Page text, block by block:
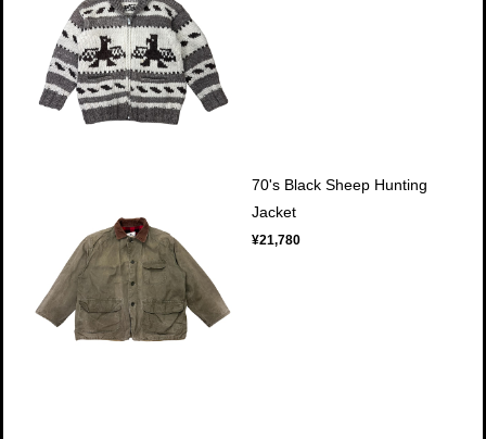
70's Black Sheep Hunting
Jacket
¥21,780